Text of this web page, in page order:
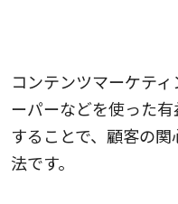
コンテンツマーケテ
ーパーなどを使った
することで、顧客の
法です。